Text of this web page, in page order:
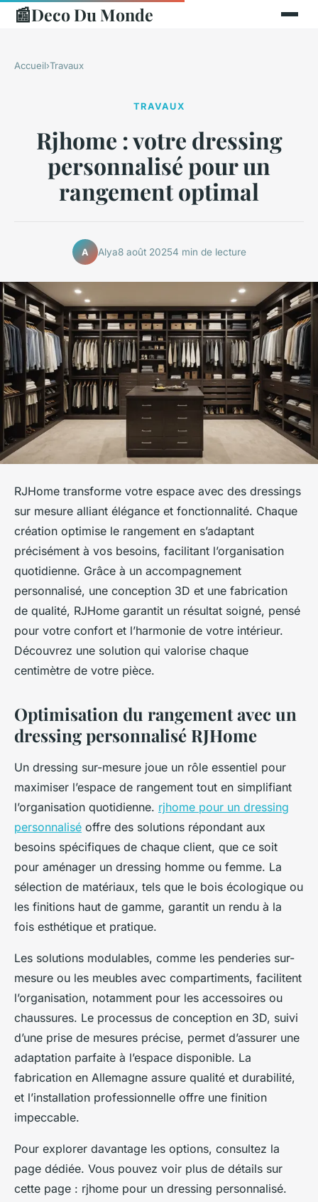
📰Deco Du Monde
Accueil›Travaux
TRAVAUX
Rjhome : votre dressing
personnalisé pour un
rangement optimal
A Alya8 août 20254 min de lecture
RJHome transforme votre espace avec des dressings
sur mesure alliant élégance et fonctionnalité. Chaque
création optimise le rangement en s’adaptant
précisément à vos besoins, facilitant l’organisation
quotidienne. Grâce à un accompagnement
personnalisé, une conception 3D et une fabrication
de qualité, RJHome garantit un résultat soigné, pensé
pour votre confort et l’harmonie de votre intérieur.
Découvrez une solution qui valorise chaque
centimètre de votre pièce.
Optimisation du rangement avec un
dressing personnalisé RJHome
Un dressing sur-mesure joue un rôle essentiel pour
maximiser l’espace de rangement tout en simplifiant
l’organisation quotidienne. rjhome pour un dressing
personnalisé offre des solutions répondant aux
besoins spécifiques de chaque client, que ce soit
pour aménager un dressing homme ou femme. La
sélection de matériaux, tels que le bois écologique ou
les finitions haut de gamme, garantit un rendu à la
fois esthétique et pratique.
Les solutions modulables, comme les penderies sur-
mesure ou les meubles avec compartiments, facilitent
l’organisation, notamment pour les accessoires ou
chaussures. Le processus de conception en 3D, suivi
d’une prise de mesures précise, permet d’assurer une
adaptation parfaite à l’espace disponible. La
fabrication en Allemagne assure qualité et durabilité,
et l’installation professionnelle offre une finition
impeccable.
Pour explorer davantage les options, consultez la
page dédiée. Vous pouvez voir plus de détails sur
cette page : rjhome pour un dressing personnalisé.